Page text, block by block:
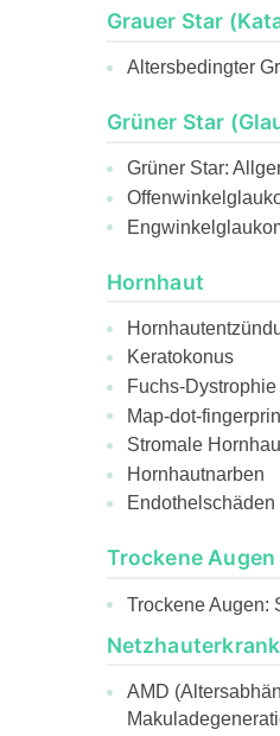
Grauer Star
Altersbedingter
Grüner Star
Grüner Star:
Hornhaut
Keratokonus
Fuchs-Dystrophie
Map-dot-
Stromale
Hornhautnarben
Endothelschäden
Trockene
Trockene Augen:
AMD